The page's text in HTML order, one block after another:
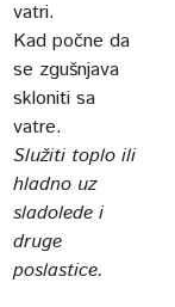
vatri.
Kad počne da
se zgušnjava
skloniti sa
vatre.
Služiti toplo ili
hladno uz
sladolede i
druge
poslastice.